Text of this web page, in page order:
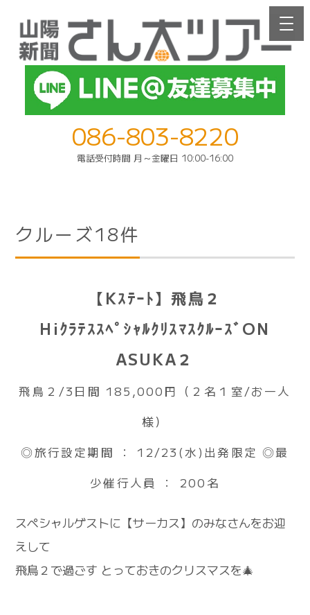
086-803-8220
電話受付時間 月～金曜日 10:00-16:00
クルーズ18件
【Kｽﾃｰﾄ】飛鳥２
HiｸﾗﾃｽｽﾍﾟｼｬﾙｸﾘｽﾏｽｸﾙｰｽﾞON
ASUKA２
飛鳥２/3日間 185,000円（２名１室/お一人
様）
◎旅行設定期間 ： 12/23(水)出発限定 ◎最
少催行人員 ： 200名
スペシャルゲストに【サーカス】のみなさんをお迎
えして
飛鳥２で過ごす とっておきのクリスマスを🎄